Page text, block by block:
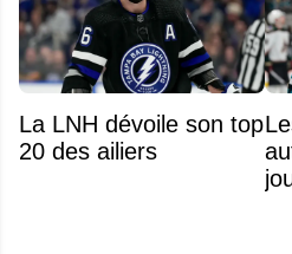
La LNH dévoile son top
20 des ailiers